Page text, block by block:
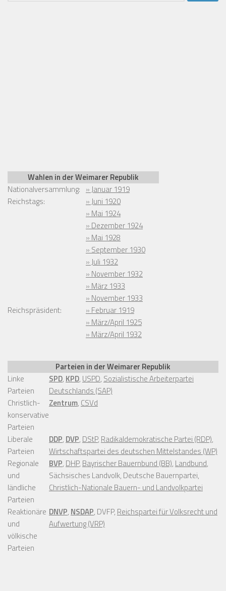
Wahlen in der Weimarer Republik
Nationalversammlung: » Januar 1919
Reichstags:
» Juni 1920
» Mai 1924
» Dezember 1924
» Mai 1928
» September 1930
» Juli 1932
» November 1932
» März 1933
» November 1933
Reichspräsident:
» Februar 1919
» März/April 1925
» März/April 1932
Parteien in der Weimarer Republik
Linke
Parteien
SPD, KPD, USPD, Sozialistische Arbeiterpartei
Deutschlands (SAP)
Christlich-
konservative
Parteien
Zentrum, CSVd
Liberale
Parteien
DDP, DVP, DStP, Radikaldemokratische Partei (RDP),
Wirtschaftspartei des deutschen Mittelstandes (WP)
Regionale
und
ländliche
Parteien
BVP, DHP, Bayrischer Bauernbund (BB), Landbund,
Sächsisches Landvolk, Deutsche Bauernpartei,
Christlich-Nationale Bauern- und Landvolkpartei
Reaktionäre
und
völkische
Parteien
DNVP, NSDAP, DVFP, Reichspartei für Volksrecht und
Aufwertung (VRP)